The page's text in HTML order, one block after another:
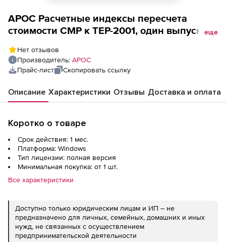
АРОС Расчетные индексы пересчета
стоимости СМР к ТЕР-2001, один выпуск
Мурманская область за 1 месяц 1-е рабочее
место
еще
Нет отзывов
Производитель: АРОС
Прайс-лист
Скопировать ссылку
Описание Характеристики Отзывы Доставка и оплата
Коротко о товаре
Срок действия: 1 мес.
Платформа: Windows
Тип лицензии: полная версия
Минимальная покупка: от 1 шт.
Все характеристики
Доступно только юридическим лицам и ИП – не
предназначено для личных, семейных, домашних и иных
нужд, не связанных с осуществлением
предпринимательской деятельности